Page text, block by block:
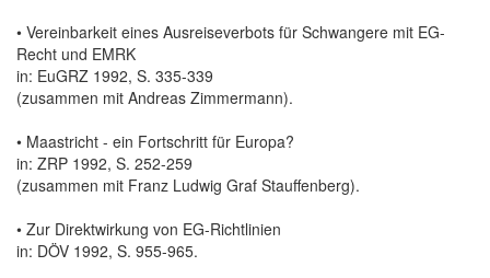
• Vereinbarkeit eines Ausreiseverbots für Schwangere mit EG-
Recht und EMRK
in: EuGRZ 1992, S. 335-339
(zusammen mit Andreas Zimmermann).
• Maastricht - ein Fortschritt für Europa?
in: ZRP 1992, S. 252-259
(zusammen mit Franz Ludwig Graf Stauffenberg).
• Zur Direktwirkung von EG-Richtlinien
in: DÖV 1992, S. 955-965.